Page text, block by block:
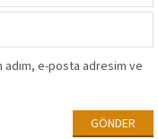
adım, e-posta adresim ve